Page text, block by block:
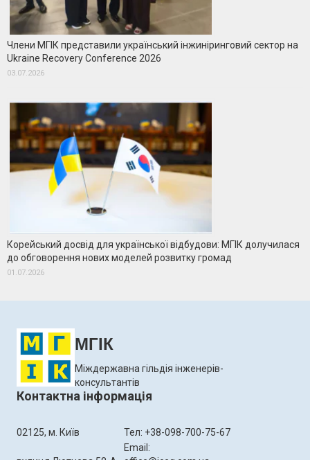
Члени МГІК представили український інжиніринговий сектор на
Ukraine Recovery Conference 2026
03.07.2026
Корейський досвід для української відбудови: МГІК долучилася
до обговорення нових моделей розвитку громад
01.07.2026
МГІК
Міждержавна гільдія інженерів-
консультантів
Контактна інформація
02125, м. Київ
Тел: +38-098-700-75-67
Email: